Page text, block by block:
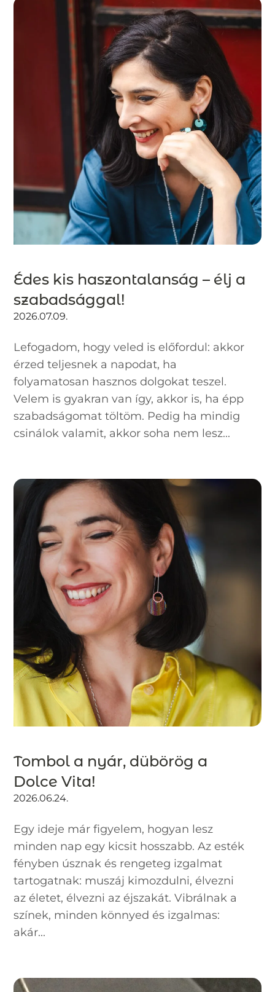
Édes kis haszontalanság – élj a
szabadsággal!
2026.07.09.
Lefogadom, hogy veled is előfordul: akkor
érzed teljesnek a napodat, ha
folyamatosan hasznos dolgokat teszel.
Velem is gyakran van így, akkor is, ha épp
szabadságomat töltöm. Pedig ha mindig
csinálok valamit, akkor soha nem lesz...
Tombol a nyár, dübörög a
Dolce Vita!
2026.06.24.
Egy ideje már figyelem, hogyan lesz
minden nap egy kicsit hosszabb. Az esték
fényben úsznak és rengeteg izgalmat
tartogatnak: muszáj kimozdulni, élvezni
az életet, élvezni az éjszakát. Vibrálnak a
színek, minden könnyed és izgalmas:
akár...